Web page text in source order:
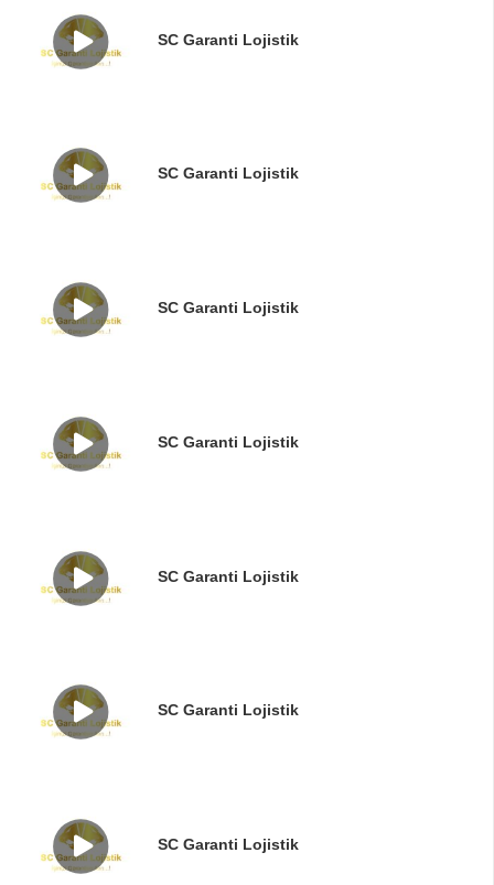
SC Garanti Lojistik
SC Garanti Lojistik
SC Garanti Lojistik
SC Garanti Lojistik
SC Garanti Lojistik
SC Garanti Lojistik
SC Garanti Lojistik